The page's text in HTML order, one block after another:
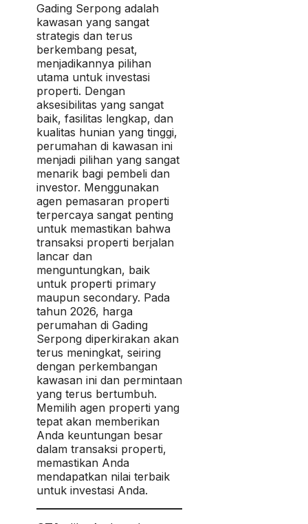
Gading Serpong adalah
kawasan yang sangat
strategis dan terus
berkembang pesat,
menjadikannya pilihan
utama untuk investasi
properti. Dengan
aksesibilitas yang sangat
baik, fasilitas lengkap, dan
kualitas hunian yang tinggi,
perumahan di kawasan ini
menjadi pilihan yang sangat
menarik bagi pembeli dan
investor. Menggunakan
agen pemasaran properti
terpercaya sangat penting
untuk memastikan bahwa
transaksi properti berjalan
lancar dan
menguntungkan, baik
untuk properti primary
maupun secondary. Pada
tahun 2026, harga
perumahan di Gading
Serpong diperkirakan akan
terus meningkat, seiring
dengan perkembangan
kawasan ini dan permintaan
yang terus bertumbuh.
Memilih agen properti yang
tepat akan memberikan
Anda keuntungan besar
dalam transaksi properti,
memastikan Anda
mendapatkan nilai terbaik
untuk investasi Anda.